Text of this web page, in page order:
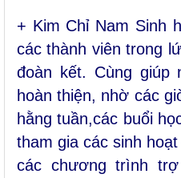
+ Kim Chỉ Nam Sinh
các thành viên trong
đoàn kết. Cùng giúp
hoàn thiện, nhờ các
hằng tuần,các buổi
tham gia các sinh
các chương trình